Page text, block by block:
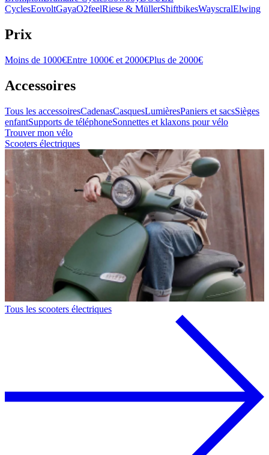
CyclesEovoltGayaO2feelRiese & MüllerShiftbikesWayscralElwing
Prix
Moins de 1000€Entre 1000€ et 2000€Plus de 2000€
Accessoires
Tous les accessoiresCadenasCasquesLumièresPaniers et sacsSièges
enfantSupports de téléphoneSonnettes et klaxons pour vélo
Trouver mon vélo
Scooters électriques
Tous les scooters électriques